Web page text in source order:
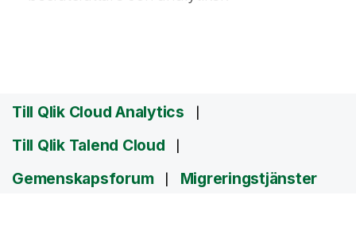
Till Qlik Cloud Analytics
Till Qlik Talend Cloud
Gemenskapsforum
Migreringstjänster